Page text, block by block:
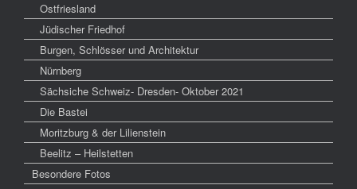
Ostfriesland
Jüdischer Friedhof
Burgen, Schlösser und Architektur
Nürnberg
Sächsiche Schweiz- Dresden- Oktober 2021
Die Bastei
Moritzburg & der Lilienstein
Beelitz – Heilstetten
Besondere Fotos